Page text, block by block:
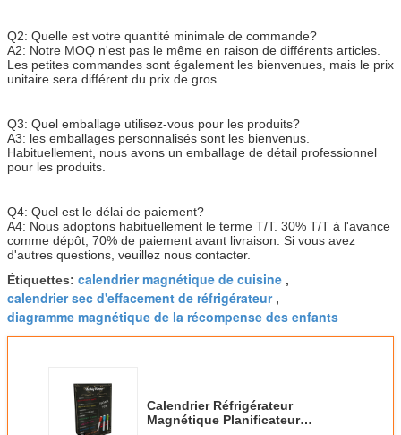
Q2: Quelle est votre quantité minimale de commande?
A2: Notre MOQ n'est pas le même en raison de différents articles.
Les petites commandes sont également les bienvenues, mais le prix
unitaire sera différent du prix de gros.
Q3: Quel emballage utilisez-vous pour les produits?
A3: les emballages personnalisés sont les bienvenus.
Habituellement, nous avons un emballage de détail professionnel
pour les produits.
Q4: Quel est le délai de paiement?
A4: Nous adoptons habituellement le terme T/T. 30% T/T à l'avance
comme dépôt, 70% de paiement avant livraison. Si vous avez
d'autres questions, veuillez nous contacter.
Étiquettes: calendrier magnétique de cuisine ,
calendrier sec d'effacement de réfrigérateur,
diagramme magnétique de la récompense des enfants
Calendrier Réfrigérateur
Magnétique Planificateur